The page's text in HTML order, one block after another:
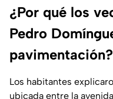
¿Por qué los
Pedro
pavimentación?
Los habitantes
ubicada entre la